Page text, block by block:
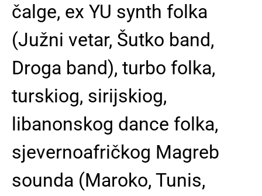
čalge, ex YU synth folka
(Južni vetar, Šutko band,
Droga band), turbo folka,
turskiog, sirijskiog,
libanonskog dance folka,
sjevernoafričkog Magreb
sounda (Maroko, Tunis,